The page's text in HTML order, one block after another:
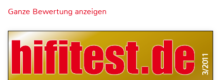
Ganze Bewertung anzeigen
3/2011